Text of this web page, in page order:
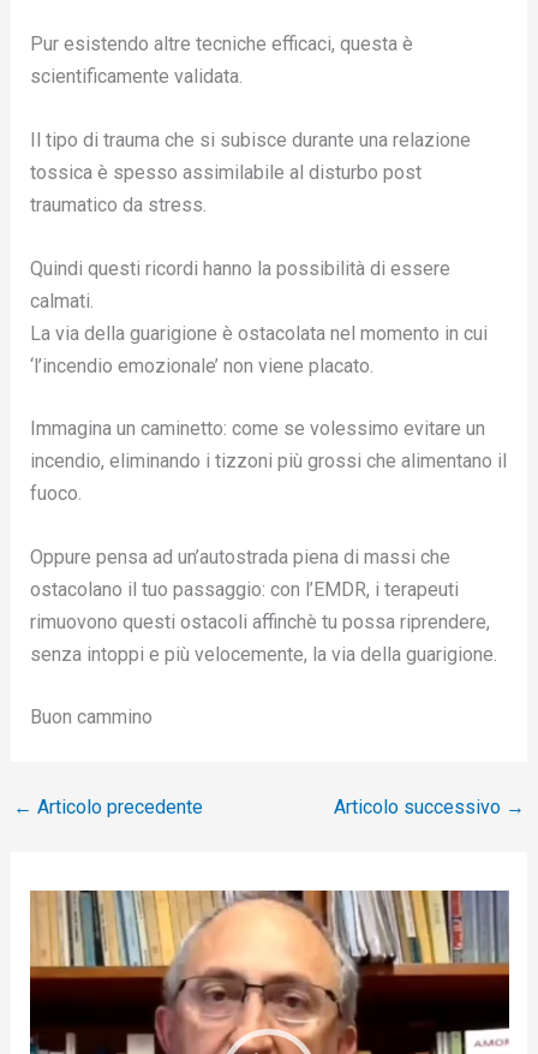
Pur esistendo altre tecniche efficaci, questa è
scientificamente validata.
Il tipo di trauma che si subisce durante una relazione
tossica è spesso assimilabile al disturbo post
traumatico da stress.
Quindi questi ricordi hanno la possibilità di essere
calmati.
La via della guarigione è ostacolata nel momento in cui
‘l’incendio emozionale’ non viene placato.
Immagina un caminetto: come se volessimo evitare un
incendio, eliminando i tizzoni più grossi che alimentano il
fuoco.
Oppure pensa ad un’autostrada piena di massi che
ostacolano il tuo passaggio: con l’EMDR, i terapeuti
rimuovono questi ostacoli affinchè tu possa riprendere,
senza intoppi e più velocemente, la via della guarigione.
Buon cammino
← Articolo precedente Articolo successivo →
d